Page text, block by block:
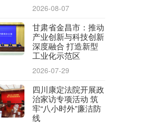
2026-08-07
甘肃省金昌市：推动
产业创新与科技创新
深度融合 打造新型
工业化示范区
2026-07-29
四川康定法院开展政
治家访专项活动 筑
牢“八小时外”廉洁防
线